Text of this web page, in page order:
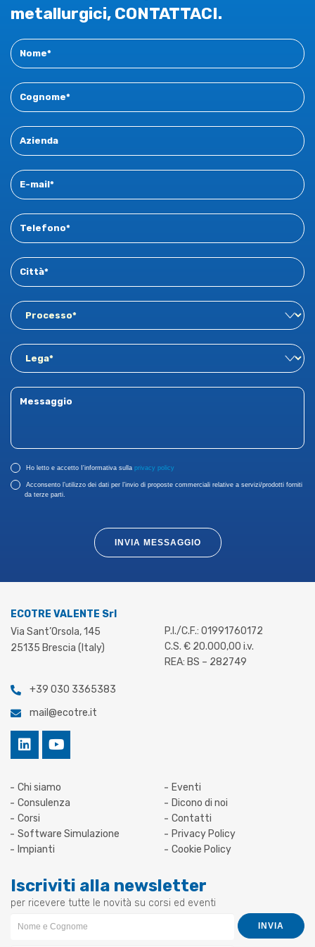
rubinetteria oppure nell'impiantistica idro-sanitaria, così
come nell'automotive e nella componentistica meccanica
è unasimulazione predittiva ancor più attendibile:
meno prove stampo in reparto, una stima maggiormente
Ildocumento tecnico scaricabile
dettaglio la metodologia, le leghe e i campi di applicazione.
metallurgici, CONTATTACI.
Contact
New
Ho letto e accetto I'informativa sulla privacy policy
Acconsento l’utilizzo dei dati per l’invio di proposte commerciali relative a servizi/prodotti forniti
da terze parti.
INVIA MESSAGGIO
ECOTRE VALENTE Srl
Via Sant’Orsola, 145
25135 Brescia (Italy)
+39 030 3365383
mail@ecotre.it
P.I./C.F.: 01991760172
C.S. € 20.000,00 i.v.
REA: BS – 282749
Chi siamo
Consulenza
Corsi
Software Simulazione
Impianti
Eventi
Dicono di noi
Contatti
Privacy Policy
Cookie Policy
Iscriviti alla newsletter
per ricevere tutte le novità su corsi ed eventi
INVIA